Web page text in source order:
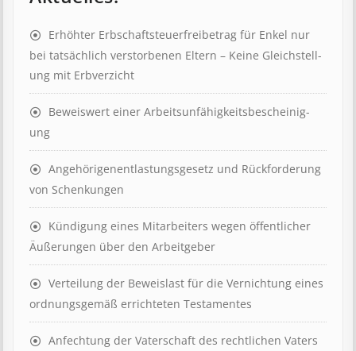
Erhöhter Erb­schaft­steuer­frei­be­trag für Enkel nur
bei tat­säch­lich ver­storb­en­en Eltern – Keine Gleich­stell­
ung mit Erb­verzicht
Beweis­wert einer Arbeits­un­fähig­keits­be­scheinig­
ung
Angehörigenent­lastungs­ge­setz und Rück­ford­er­ung
von Schenk­ung­en
Kündigung eines Mit­ar­beit­ers wegen öffent­lich­er
Äuß­er­ung­en über den Ar­beit­geber
Ver­teil­ung der Be­weis­last für die Ver­nicht­ung eines
ord­nungs­ge­mäß er­richt­et­en Test­ament­es
Anfechtung der Vaterschaft des rechtlichen Vaters